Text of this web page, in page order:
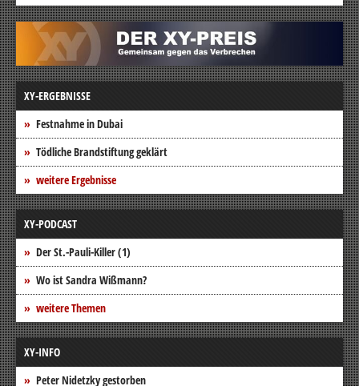
XY-ERGEBNISSE
Festnahme in Dubai
Tödliche Brandstiftung geklärt
weitere Ergebnisse
XY-PODCAST
Der St.-Pauli-Killer (1)
Wo ist Sandra Wißmann?
weitere Themen
XY-INFO
Peter Nidetzky gestorben